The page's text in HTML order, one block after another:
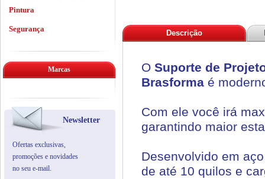
Descrição
O Suporte de
Brasforma é
Com ele você irá
garantindo maior
Desenvolvido em
de até 10 quilos e
Pintura
Segurança
Marcas
Newsletter
Ofertas exclusivas,
promoções e novidades
no seu e-mail.